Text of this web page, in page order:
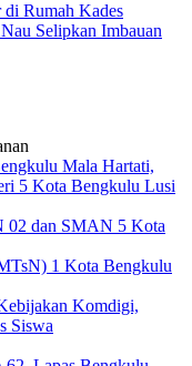
Rumah Kades
Selipkan Imbauan
02 dan SMAN 5 Kota
Komdigi,
Siswa